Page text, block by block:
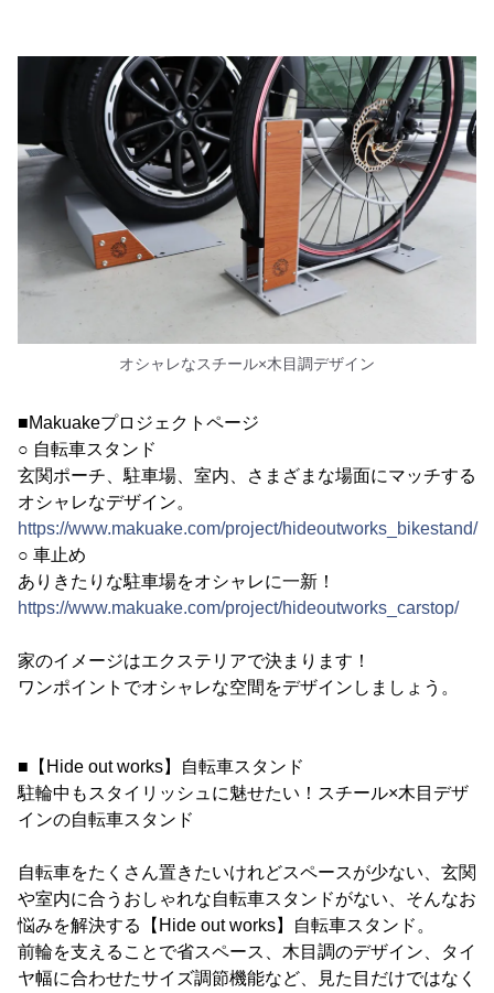
オシャレなスチール×木目調デザイン
■Makuakeプロジェクトページ
○ 自転車スタンド
玄関ポーチ、駐車場、室内、さまざまな場面にマッチする
オシャレなデザイン。
https://www.makuake.com/project/hideoutworks_bikestand/
○ 車止め
ありきたりな駐車場をオシャレに一新！
https://www.makuake.com/project/hideoutworks_carstop/
家のイメージはエクステリアで決まります！
ワンポイントでオシャレな空間をデザインしましょう。
■【Hide out works】自転車スタンド
駐輪中もスタイリッシュに魅せたい！スチール×木目デザ
インの自転車スタンド
自転車をたくさん置きたいけれどスペースが少ない、玄関
や室内に合うおしゃれな自転車スタンドがない、そんなお
悩みを解決する【Hide out works】自転車スタンド。
前輪を支えることで省スペース、木目調のデザイン、タイ
ヤ幅に合わせたサイズ調節機能など、見た目だけではなく